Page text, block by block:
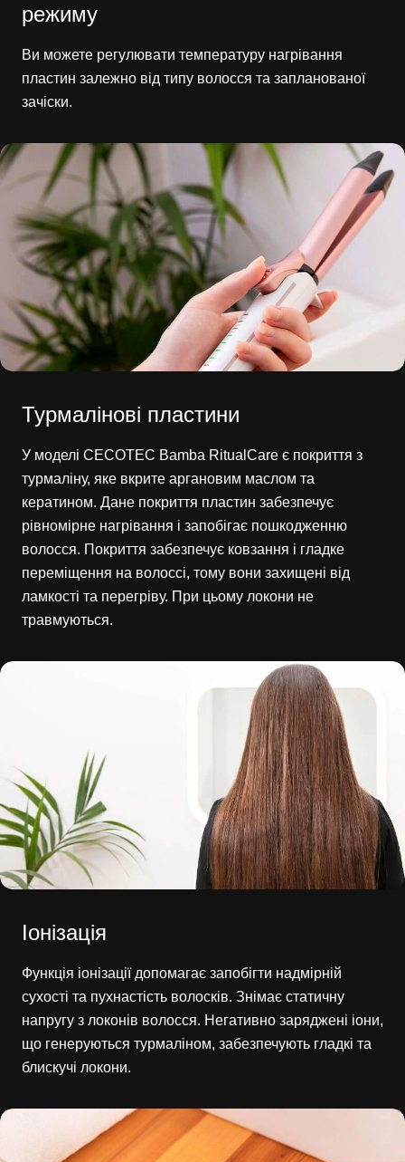
режиму
Ви можете регулювати температуру нагрівання
пластин залежно від типу волосся та запланованої
зачіски.
Турмалінові пластини
У моделі CECOTEC Bamba RitualCare є покриття з
турмаліну, яке вкрите аргановим маслом та
кератином. Дане покриття пластин забезпечує
рівномірне нагрівання і запобігає пошкодженню
волосся. Покриття забезпечує ковзання і гладке
переміщення на волоссі, тому вони захищені від
ламкості та перегріву. При цьому локони не
травмуються.
Іонізація
Функція іонізації допомагає запобігти надмірній
сухості та пухнастість волосків. Знімає статичну
напругу з локонів волосся. Негативно заряджені іони,
що генеруються турмаліном, забезпечують гладкі та
блискучі локони.